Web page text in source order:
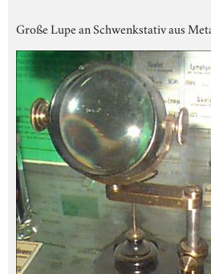
Große Lupe an Schwenkstativ aus